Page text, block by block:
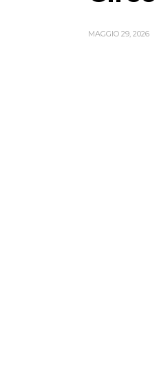
MAGGIO 29, 2026